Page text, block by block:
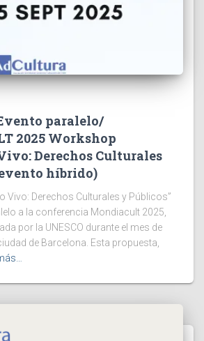
paralelo/
2025 Workshop
Derechos Culturales
híbrido)
Vivo: Derechos Culturales y Públicos”
a la conferencia Mondiacult 2025,
por la UNESCO durante el mes de
de Barcelona. Esta propuesta,